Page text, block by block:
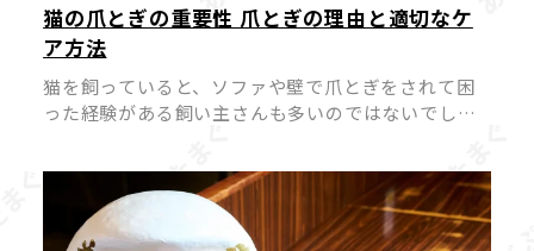
猫の爪とぎの重要性 爪とぎの理由と適切なケ
ア方法
猫を飼っていると、ソファや壁で爪とぎをされて困
った経験がある飼い主さんも多いのではないでしょ
す。 爪とぎを無理にやめさせようとす […]